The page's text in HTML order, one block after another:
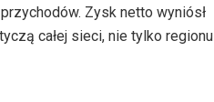
Zysk netto wyniósł
całej sieci, nie tylko regionu